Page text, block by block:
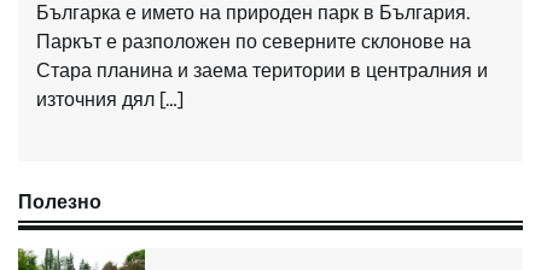
Българка е името на природен парк в България.
Паркът е разположен по северните склонове на
Стара планина и заема територии в централния и
източния дял […]
Полезно